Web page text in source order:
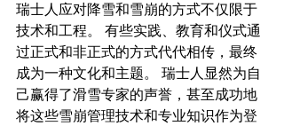
瑞士人应对降雪和雪崩的方式不仅限于
技术和工程。 有些实践、教育和仪式通
过正式和非正式的方式代代相传，最终
成为一种文化和主题。 瑞士人显然为自
己赢得了滑雪专家的声誉，甚至成功地
将这些雪崩管理技术和专业知识作为登